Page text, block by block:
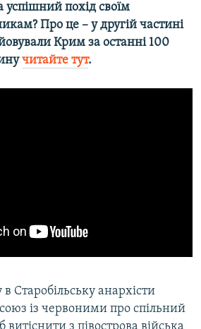
успішний похід своїм
Про це – у другій частині
Крим за останні 100
читайте тут.
Старобільську анархісти
із червоними про спільний